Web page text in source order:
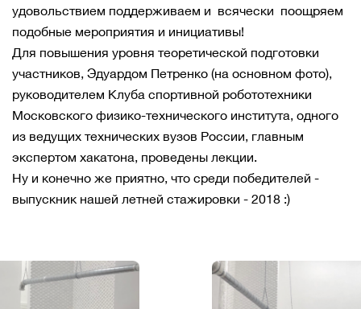
удовольствием поддерживаем и всячески поощряем
подобные мероприятия и инициативы!
Для повышения уровня теоретической подготовки
участников, Эдуардом Петренко (на основном фото),
руководителем Клуба спортивной робототехники
Московского физико-технического института, одного
из ведущих технических вузов России, главным
экспертом хакатона, проведены лекции.
Ну и конечно же приятно, что среди победителей -
выпускник нашей летней стажировки - 2018 :)